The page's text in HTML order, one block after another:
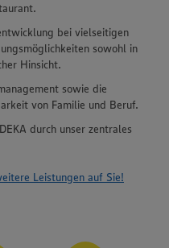
bei vielseitigen
sowohl in
Hinsicht.
sowie die
von Familie und Beruf.
durch unser zentrales
Leistungen auf Sie!